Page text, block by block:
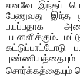
எனவே இந்தப்
பேணுவது இந்த
பயப்பதாக
பயனளிக்கும்.
கட்டுப்பாட்டோடு
சொர்க்கத்தையும்